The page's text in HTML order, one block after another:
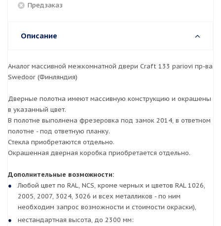
Предзаказ
Описание
Аналог массивной межкомнатной двери Craft 133 pariovi пр-ва
Swedoor (Финляндия)
Дверные полотна имеют массивную конструкцию и окрашены
в указанный цвет.
В полотне выполнена фрезеровка под замок 2014, в ответном
полотне - под ответную планку.
Стекла приобретаются отдельно.
Окрашенная дверная коробка приобретается отдельно.
Дополнительные возможности:
Любой цвет по RAL, NCS, кроме черных и цветов RAL 1026,
2005, 2007, 3024, 3026 и всех металликов - по ним
необходим запрос возможности и стоимости окраски),
нестандартная высота, до 2300 мм: